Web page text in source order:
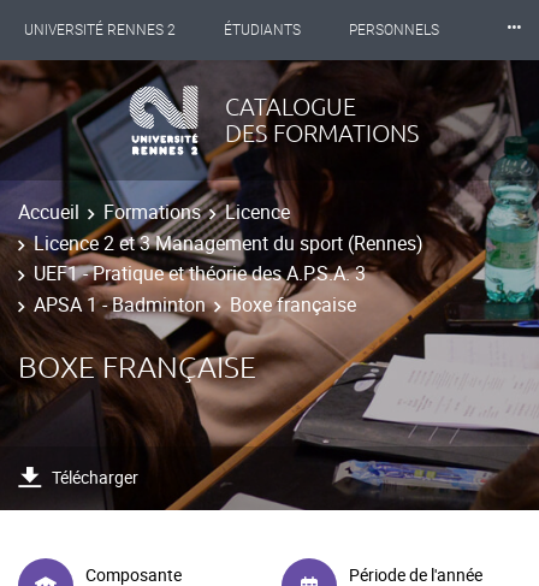
UNIVERSITÉ RENNES 2 ÉTUDIANTS PERSONNELS
INTERNATIONAL PROFESSIONNELS BIBLIOTHÈQUES
LES NOUVELLES DE RENNES 2
⸱⸱⸱
CATALOGUE
DES FORMATIONS
Accueil Formations
Licence
Licence 2 et 3 Management du sport (Rennes)
UEF1 - Pratique et théorie des A.P.S.A. 3
APSA 1 - Badminton
Boxe française
BOXE FRANÇAISE
Télécharger
Composante
Période de l'année